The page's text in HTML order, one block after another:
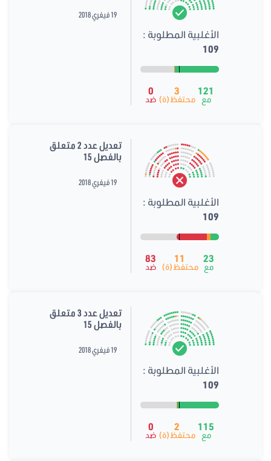
الأغلبية المطلوبة :
109
121
مع
3
محتفظ(ة)
0
ضد
19 فيفري 2018
الأغلبية المطلوبة :
109
23
مع
11
محتفظ(ة)
83
ضد
تعديل عدد 2 متعلق
بالفصل 15
19 فيفري 2018
الأغلبية المطلوبة :
109
115
مع
2
محتفظ(ة)
0
ضد
تعديل عدد 3 متعلق
بالفصل 15
19 فيفري 2018